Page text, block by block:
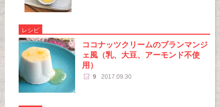
レシピ
ココナッツクリームのブランマンジ
ェ風（乳、大豆、アーモンド不使
用）
9 2017.09.30